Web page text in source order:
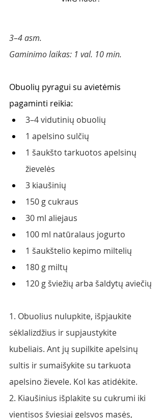
3–4 asm.
Gaminimo laikas: 1 val. 10 min.
Obuolių pyragui su avietėmis
pagaminti reikia:
3–4 vidutinių obuolių
1 apelsino sulčių
1 šaukšto tarkuotos apelsinų
žievelės
3 kiaušinių
150 g cukraus
30 ml aliejaus
100 ml natūralaus jogurto
1 šaukštelio kepimo miltelių
180 g miltų
120 g šviežių arba šaldytų aviečių
1. Obuolius nulupkite, išpjaukite
sėklalizdžius ir supjaustykite
kubeliais. Ant jų supilkite apelsinų
sultis ir sumaišykite su tarkuota
apelsino žievele. Kol kas atidėkite.
2. Kiaušinius išplakite su cukrumi iki
vientisos šviesiai gelsvos masės,